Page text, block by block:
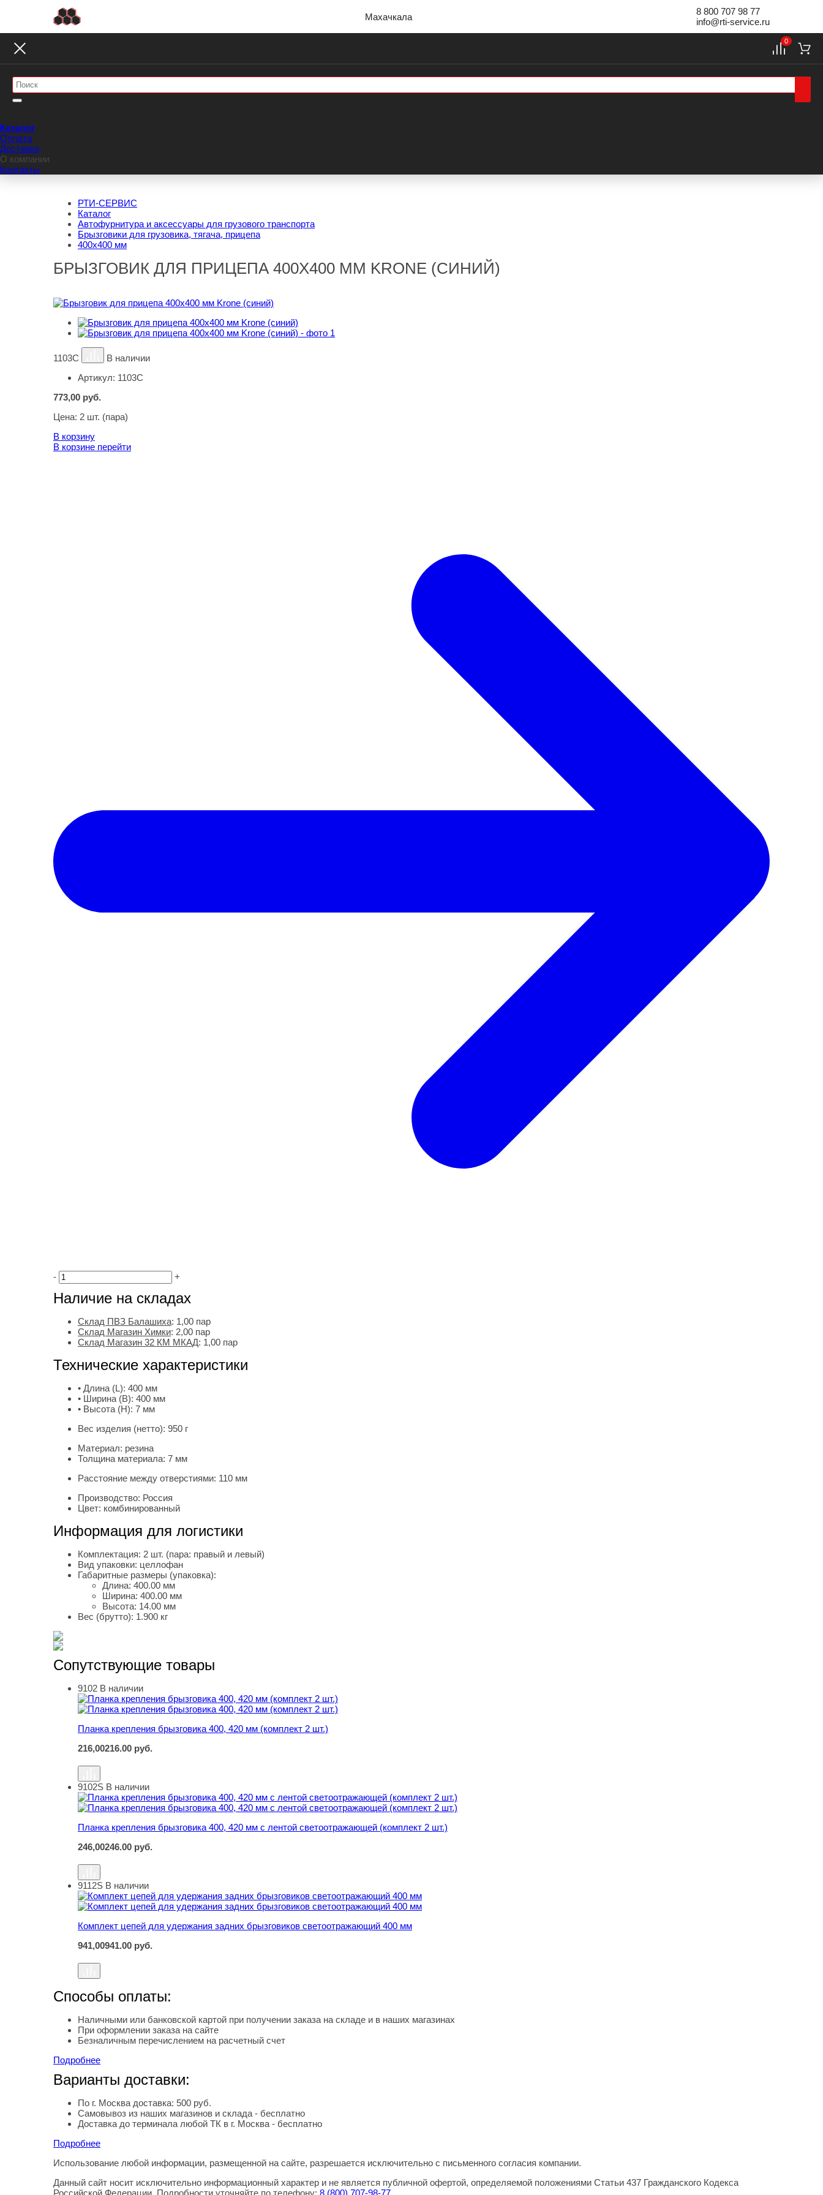
Махачкала
8 800 707 98 77
info@rti-service.ru
Каталог
Оплата
Доставка
О компании
Контакты
0
РТИ-СЕРВИС
Каталог
Автофурнитура и аксессуары для грузового транспорта
Брызговики для грузовика, тягача, прицепа
400х400 мм
БРЫЗГОВИК ДЛЯ ПРИЦЕПА 400Х400 ММ KRONE (СИНИЙ)
1103С
В наличии
Артикул: 1103С
773,00 руб.
Цена: 2 шт. (пара)
В корзину
В корзине перейти
- +
Наличие на складах
Склад ПВЗ Балашиха: 1,00 пар
Склад Магазин Химки: 2,00 пар
Склад Магазин 32 КМ МКАД: 1,00 пар
Технические характеристики
• Длина (L): 400 мм
• Ширина (B): 400 мм
• Высота (H): 7 мм
Вес изделия (нетто): 950 г
Материал: резина
Толщина материала: 7 мм
Расстояние между отверстиями: 110 мм
Производство: Россия
Цвет: комбинированный
Информация для логистики
Комплектация: 2 шт. (пара: правый и левый)
Вид упаковки: целлофан
Габаритные размеры (упаковка):
Длина: 400.00 мм
Ширина: 400.00 мм
Высота: 14.00 мм
Вес (брутто): 1.900 кг
Сопутствующие товары
Планка крепления брызговика 400, 420 мм (комплект 2 шт.)
9102 В наличии
Планка крепления брызговика 400, 420 мм (комплект 2 шт.)
216,00216.00 руб.
Планка крепления брызговика 400, 420 мм с лентой светоотражающей (комплект 2 шт.)
9102S В наличии
Планка крепления брызговика 400, 420 мм с лентой светоотражающей (комплект 2 шт.)
246,00246.00 руб.
Комплект цепей для удержания задних брызговиков светоотражающий 400 мм
9112S В наличии
Комплект цепей для удержания задних брызговиков светоотражающий 400 мм
941,00941.00 руб.
Способы оплаты:
Наличными или банковской картой при получении заказа на складе и в наших магазинах
При оформлении заказа на сайте
Безналичным перечислением на расчетный счет
Подробнее
Варианты доставки:
По г. Москва доставка: 500 руб.
Самовывоз из наших магазинов и склада - бесплатно
Доставка до терминала любой ТК в г. Москва - бесплатно
Подробнее
Использование любой информации, размещенной на сайте, разрешается исключительно с письменного согласия компании.
Данный сайт носит исключительно информационный характер и не является публичной офертой, определяемой положениями Статьи 437 Гражданского Кодекса